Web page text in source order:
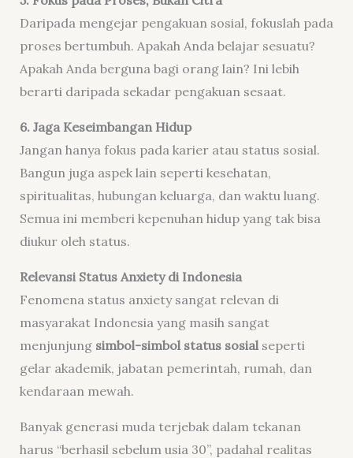
Daripada mengejar pengakuan sosial, fokuslah pada
proses bertumbuh. Apakah Anda belajar sesuatu?
Apakah Anda berguna bagi orang lain? Ini lebih
berarti daripada sekadar pengakuan sesaat.
6. Jaga Keseimbangan Hidup
Jangan hanya fokus pada karier atau status sosial.
Bangun juga aspek lain seperti kesehatan,
spiritualitas, hubungan keluarga, dan waktu luang.
Semua ini memberi kepenuhan hidup yang tak bisa
diukur oleh status.
Relevansi Status Anxiety di Indonesia
Fenomena status anxiety sangat relevan di
masyarakat Indonesia yang masih sangat
menjunjung simbol-simbol status sosialseperti
gelar akademik, jabatan pemerintah, rumah, dan
kendaraan mewah.
Banyak generasi muda terjebak dalam tekanan
harus “berhasil sebelum usia 30”, padahal realitas